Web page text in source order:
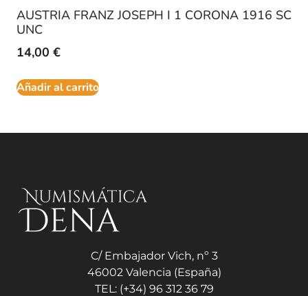
AUSTRIA FRANZ JOSEPH I 1 CORONA 1916 SC
UNC
14,00 €
Añadir al carrito
C/ Embajador Vich, nº 3
46002 Valencia (España)
TEL: (+34) 96 312 36 79